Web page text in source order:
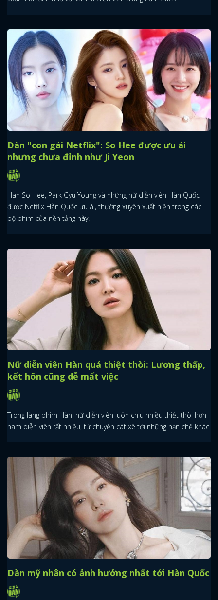
Dàn "con gái Netflix": So Hee được ưu ái
nhưng chưa đỉnh như Ji Yeon
Han So Hee, Park Gyu Young và những nữ diễn viên Hàn Quốc
được Netflix Hàn Quốc ưu ái, thường xuyên xuất hiện trong các
bộ phim của nền tảng này.
Nữ diễn viên Hàn quá thiệt thòi: Lương thấp,
kết hôn cũng dễ mất việc
Trong làng phim Hàn, nữ diễn viên luôn chịu nhiều thiệt thòi hơn
nam diễn viên rất nhiều, từ chuyện cát xê tới những hạn chế khác.
Dàn mỹ nhân có ảnh hưởng nhất tới Hàn Quốc